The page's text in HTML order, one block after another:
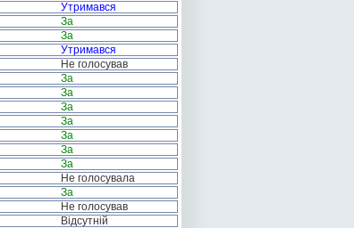
Утримався
За
За
Утримався
Не голосував
За
За
За
За
За
За
За
Не голосувала
За
Не голосував
Відсутній